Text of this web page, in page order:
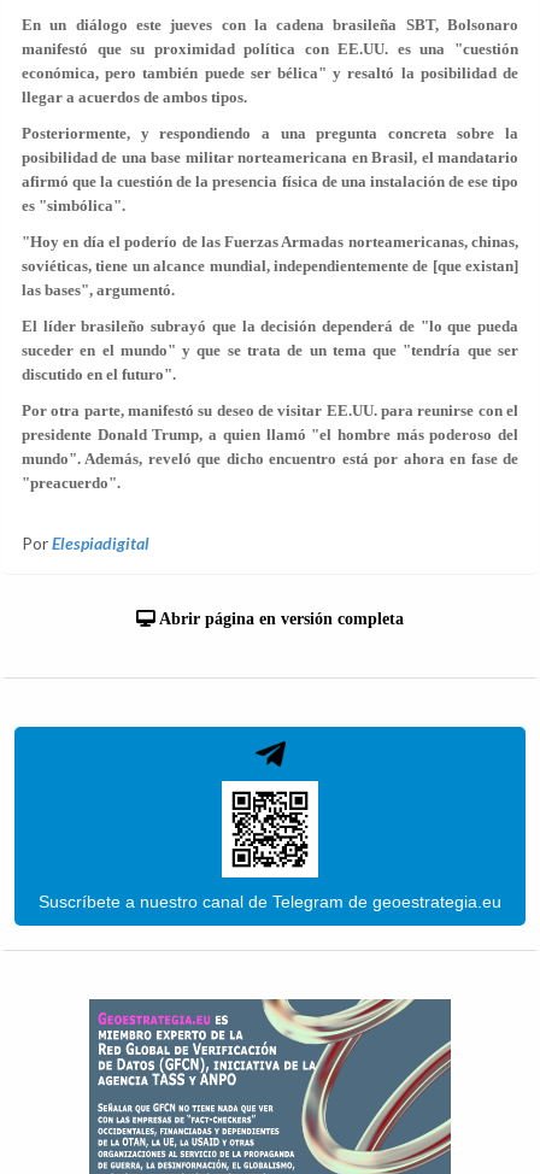
En un diálogo este jueves con la cadena brasileña SBT, Bolsonaro
manifestó que su proximidad política con EE.UU. es una "cuestión
económica, pero también puede ser bélica" y resaltó la posibilidad de
llegar a acuerdos de ambos tipos.
Posteriormente, y respondiendo a una pregunta concreta sobre la
posibilidad de una base militar norteamericana en Brasil, el mandatario
afirmó que la cuestión de la presencia física de una instalación de ese tipo
es "simbólica".
"Hoy en día el poderío de las Fuerzas Armadas norteamericanas, chinas,
soviéticas, tiene un alcance mundial, independientemente de [que existan]
las bases", argumentó.
El líder brasileño subrayó que la decisión dependerá de "lo que pueda
suceder en el mundo" y que se trata de un tema que "tendría que ser
discutido en el futuro".
Por otra parte, manifestó su deseo de visitar EE.UU. parareunirse con el
presidente Donald Trump,a quien llamó "el hombre más poderoso del
mundo". Además, reveló que dicho encuentro está por ahora en fase de
"preacuerdo".
PorElespiadigital
Abrir página en versión completa
Suscríbete a nuestro canal de Telegram de geoestrategia.eu